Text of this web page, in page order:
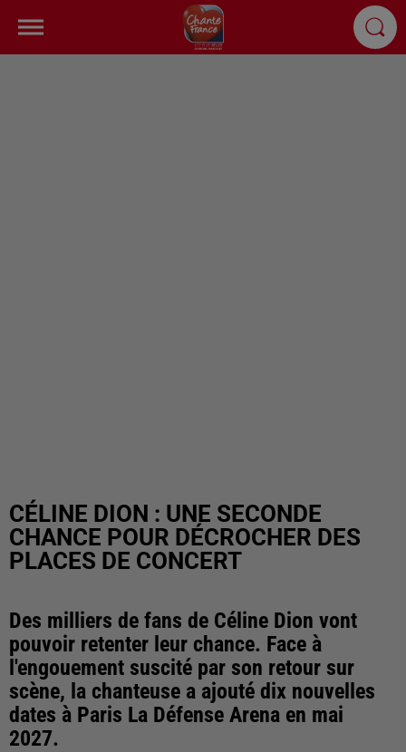
CÉLINE DION : UNE SECONDE
CHANCE POUR DÉCROCHER DES
PLACES DE CONCERT
Des milliers de fans de Céline Dion vont
pouvoir retenter leur chance. Face à
l'engouement suscité par son retour sur
scène, la chanteuse a ajouté dix nouvelles
dates à Paris La Défense Arena en mai
2027.